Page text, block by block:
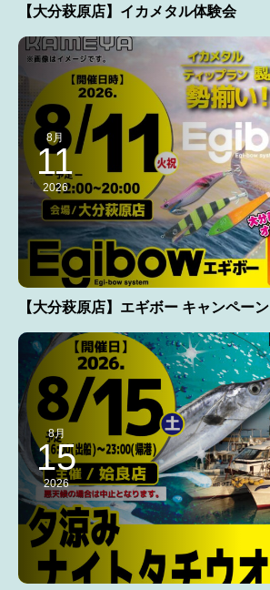
【大分萩原店】イカメタル体験会
8月
11
2026
【大分萩原店】エギボー キャンペー
8月
15
2026